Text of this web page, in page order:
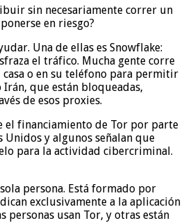
sin necesariamente correr un
en riesgo?
Una de ellas es Snowflake:
el tráfico. Mucha gente corre
casa o en su teléfono para permitir
Irán, que están bloqueadas,
de esos proxies.
el financiamiento de Tor por parte
Unidos y algunos señalan que
para la actividad cibercriminal.
persona. Está formado por
exclusivamente a la aplicación
personas usan Tor, y otras están